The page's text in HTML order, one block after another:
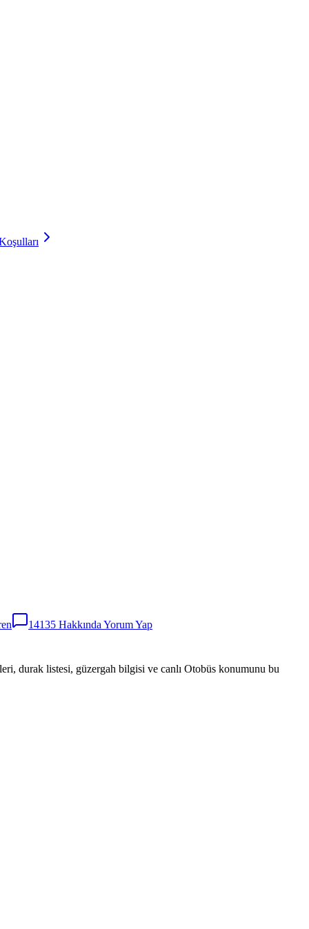
14135 Hakkında Yorum Yap
durak listesi, güzergah bilgisi ve canlı Otobüs konumunu bu